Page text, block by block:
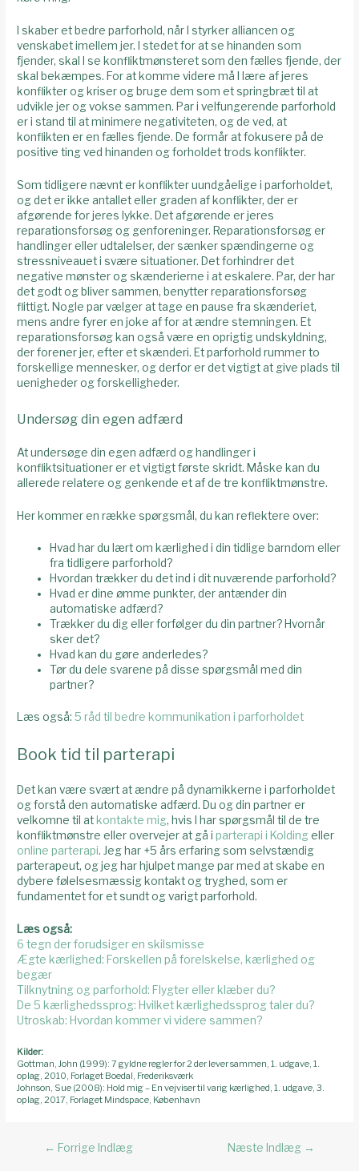
I skaber et bedre parforhold, når I styrker alliancen og
venskabet imellem jer. I stedet for at se hinanden som
fjender, skal I se konfliktmønsteret som den fælles fjende, der
skal bekæmpes. For at komme videre må I lære af jeres
konflikter og kriser og bruge dem som et springbræt til at
udvikle jer og vokse sammen. Par i velfungerende parforhold
er i stand til at minimere negativiteten, og de ved, at
konflikten er en fælles fjende. De formår at fokusere på de
positive ting ved hinanden og forholdet trods konflikter.
Som tidligere nævnt er konflikter uundgåelige i parforholdet,
og det er ikke antallet eller graden af konflikter, der er
afgørende for jeres lykke. Det afgørende er jeres
reparationsforsøg og genforeninger. Reparationsforsøg er
handlinger eller udtalelser, der sænker spændingerne og
stressniveauet i svære situationer. Det forhindrer det
negative mønster og skænderierne i at eskalere. Par, der har
det godt og bliver sammen, benytter reparationsforsøg
flittigt. Nogle par vælger at tage en pause fra skænderiet,
mens andre fyrer en joke af for at ændre stemningen. Et
reparationsforsøg kan også være en oprigtig undskyldning,
der forener jer, efter et skænderi. Et parforhold rummer to
forskellige mennesker, og derfor er det vigtigt at give plads til
uenigheder og forskelligheder.
Undersøg din egen adfærd
At undersøge din egen adfærd og handlinger i
konfliktsituationer er et vigtigt første skridt. Måske kan du
allerede relatere og genkende et af de tre konfliktmønstre.
Her kommer en række spørgsmål, du kan reflektere over:
Hvad har du lært om kærlighed i din tidlige barndom eller
fra tidligere parforhold?
Hvordan trækker du det ind i dit nuværende parforhold?
Hvad er dine ømme punkter, der antænder din
automatiske adfærd?
Trækker du dig eller forfølger du din partner? Hvornår
sker det?
Hvad kan du gøre anderledes?
Tør du dele svarene på disse spørgsmål med din
partner?
Læs også:5 råd til bedre kommunikation i parforholdet
Book tid til parterapi
Det kan være svært at ændre på dynamikkerne i parforholdet
og forstå den automatiske adfærd. Du og din partner er
velkomne til at kontakte mig, hvis I har spørgsmål til de tre
konfliktmønstre eller overvejer at gå iparterapi i Koldingeller
online parterapi. Jeg har +5 års erfaring som selvstændig
parterapeut, og jeg har hjulpet mange par med at skabe en
dybere følelsesmæssig kontakt og tryghed, som er
fundamentet for et sundt og varigt parforhold.
Læs også:
6 tegn der forudsiger en skilsmisse
Ægte kærlighed: Forskellen på forelskelse, kærlighed og
begær
Tilknytning og parforhold: Flygter eller klæber du?
De 5 kærlighedssprog: Hvilket kærlighedssprog taler du?
Utroskab: Hvordan kommer vi videre sammen?
Kilder:
Gottman, John (1999): 7 gyldne regler for 2 der lever sammen, 1. udgave, 1.
oplag, 2010, Forlaget Boedal, Frederiksværk
Johnson, Sue (2008): Hold mig – En vejviser til varig kærlighed, 1. udgave, 3.
oplag, 2017, Forlaget Mindspace, København
Indlægsnavigation
← Forrige Indlæg Næste Indlæg →